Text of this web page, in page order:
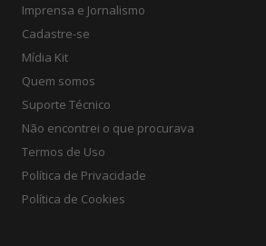
Imprensa e Jornalismo
Cadastre-se
Mídia Kit
Quem somos
Suporte Técnico
Não encontrei o que procurava
Termos de Uso
Política de Privacidade
Política de Cookies